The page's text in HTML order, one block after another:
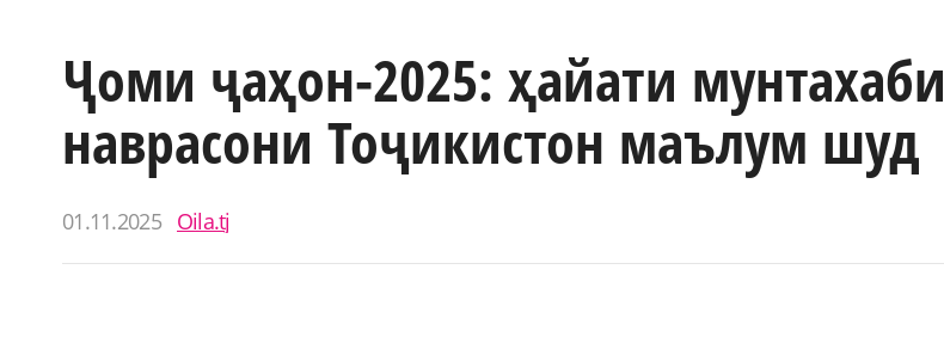
Ҷоми ҷаҳон-2025: ҳайати мунтахаби
наврасони Тоҷикистон маълум шуд
01.11.2025 Oila.tj